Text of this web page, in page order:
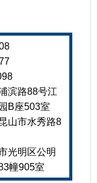
滨路88号江
B座503室
山市水秀路8
光明区公明
幢905室